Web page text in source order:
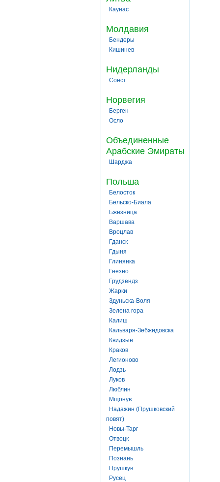
Каунас
Молдавия
Бендеры
Кишинев
Нидерланды
Соест
Норвегия
Берген
Осло
Объединенные
Арабские Эмираты
Шарджа
Польша
Белосток
Бельско-Биала
Бжезница
Варшава
Вроцлав
Гданск
Гдыня
Глинянка
Гнезно
Грудзендз
Жарки
Здуньска-Воля
Зелена гора
Калиш
Кальваря-Зебжидовска
Квидзын
Краков
Легионово
Лодзь
Луков
Люблин
Мщонув
Надажин (Прушковский
повят)
Новы-Тарг
Отвоцк
Перемышль
Познань
Прушкув
Русец